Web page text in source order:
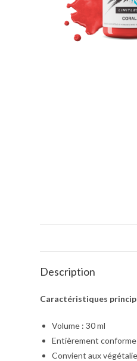
Description
Caractéristiques
Volume : 30 ml
Entièrement conforme
Convient aux